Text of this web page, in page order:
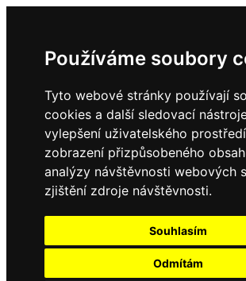
Používáme soubory
Tyto webové stránky používají
cookies a další sledovací
vylepšení uživatelského
zobrazení přizpůsobeného
analýzy návštěvnosti webových
zjištění zdroje návštěvnosti.
Souhlasím
Odmítám